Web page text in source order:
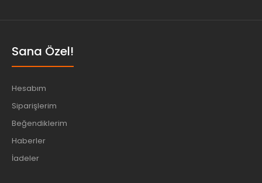
Sana Özel!
Hesabım
Siparişlerim
Beğendiklerim
Haberler
İadeler